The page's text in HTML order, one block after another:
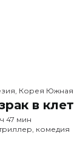
Корея Южная
в
ч 47 мин
комедия